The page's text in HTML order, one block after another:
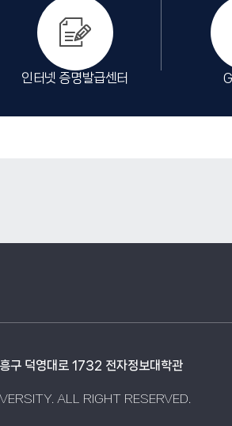
인터넷 증명발급센터
구 덕영대로 1732 전자정보대학관
ALL RIGHT RESERVED.